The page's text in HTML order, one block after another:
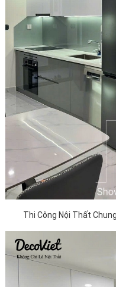
Thi Công Nội Thất